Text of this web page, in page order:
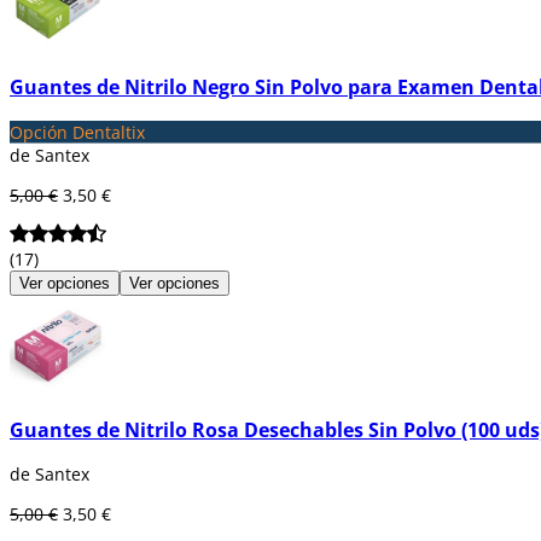
Guantes de Nitrilo Negro Sin Polvo para Examen
Opción Dentaltix
de Santex
5,00 € 3,50 €
(17)
Ver opciones Ver opciones
Guantes de Nitrilo Rosa Desechables Sin Polvo (100
de Santex
5,00 € 3,50 €